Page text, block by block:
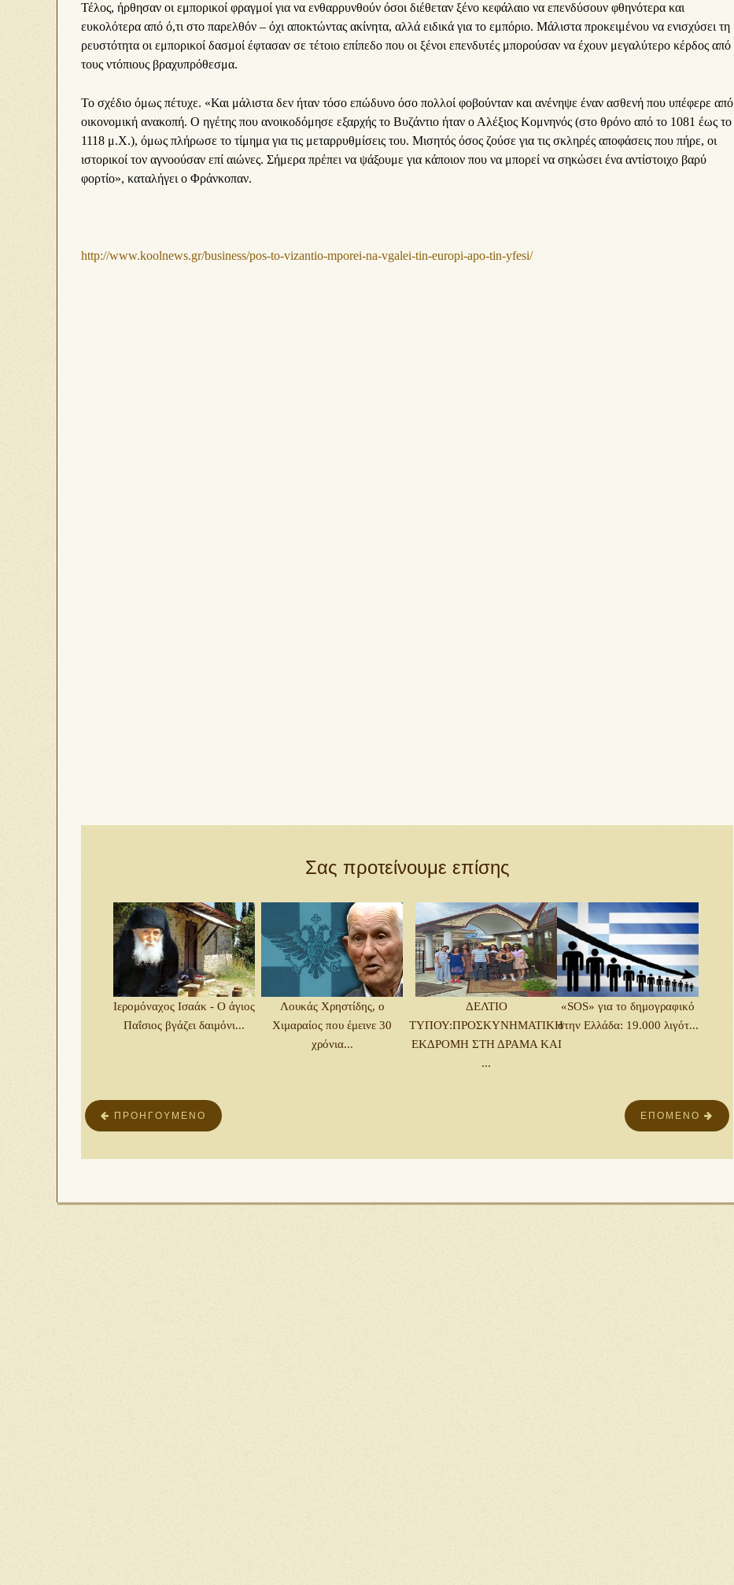
Τέλος, ήρθησαν οι εμπορικοί φραγμοί για να ενθαρρυνθούν όσοι διέθεταν ξένο κεφάλαιο να επενδύσουν φθηνότερα και
ευκολότερα από ό,τι στο παρελθόν – όχι αποκτώντας ακίνητα, αλλά ειδικά για το εμπόριο. Μάλιστα προκειμένου να ενισχύσει τη
ρευστότητα οι εμπορικοί δασμοί έφτασαν σε τέτοιο επίπεδο που οι ξένοι επενδυτές μπορούσαν να έχουν μεγαλύτερο κέρδος από
τους ντόπιους βραχυπρόθεσμα.
Το σχέδιο όμως πέτυχε. «Και μάλιστα δεν ήταν τόσο επώδυνο όσο πολλοί φοβούνταν και ανένηψε έναν ασθενή που υπέφερε από
οικονομική ανακοπή. Ο ηγέτης που ανοικοδόμησε εξαρχής το Βυζάντιο ήταν ο Αλέξιος Κομνηνός (στο θρόνο από το 1081 έως το
1118 μ.Χ.), όμως πλήρωσε το τίμημα για τις μεταρρυθμίσεις του. Μισητός όσος ζούσε για τις σκληρές αποφάσεις που πήρε, οι
ιστορικοί τον αγνοούσαν επί αιώνες. Σήμερα πρέπει να ψάξουμε για κάποιον που να μπορεί να σηκώσει ένα αντίστοιχο βαρύ
φορτίο», καταλήγει ο Φράνκοπαν.
http://www.koolnews.gr/business/pos-to-vizantio-mporei-na-vgalei-tin-europi-apo-tin-yfesi/
Σας προτείνουμε επίσης
Ιερομόναχος Ισαάκ - Ο άγιος
Παΐσιος βγάζει δαιμόνι...
Λουκάς Χρηστίδης, ο
Χιμαραίος που έμεινε 30
χρόνια...
ΔΕΛΤΙΟ
ΤΥΠΟΥ:ΠΡΟΣΚΥΝΗΜΑΤΙΚΗ
ΕΚΔΡΟΜΗ ΣΤΗ ΔΡΑΜΑ ΚΑΙ
...
«SOS» για το δημογραφικό
στην Ελλάδα: 19.000 λιγότ...
ΕΠΌΜΕΝΟ
ΠΡΟΗΓΟΎΜΕΝΟ